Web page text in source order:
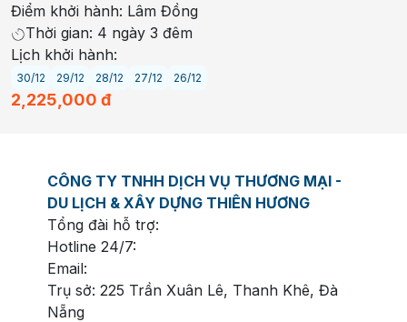
Điểm khởi hành: Lâm Đồng
Thời gian: 4 ngày 3 đêm
Lịch khởi hành:
30/12 29/12 28/12 27/12 26/12
2,225,000 đ
CÔNG TY TNHH DỊCH VỤ THƯƠNG MẠI -
DU LỊCH & XÂY DỰNG THIÊN HƯƠNG
Tổng đài hỗ trợ:
Hotline 24/7:
Email:
Trụ sở: 225 Trần Xuân Lê, Thanh Khê, Đà
Nẵng